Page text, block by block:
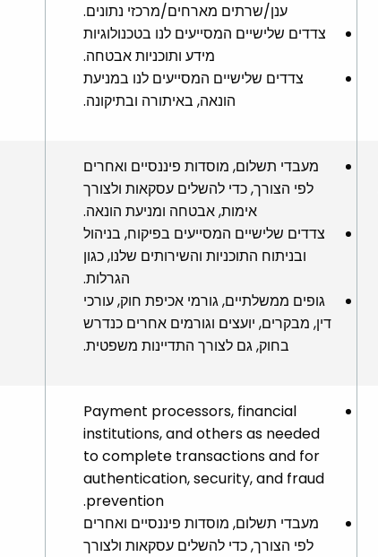
ענן/שרתים מארחים/מרכזי נתונים.
צדדים שלישיים המסייעים לנו בטכנולוגיות
מידע ותוכניות אבטחה.
צדדים שלישיים המסייעים לנו במניעת
הונאה, באיתורה ובתיקונה.
מעבדי תשלום, מוסדות פיננסיים ואחרים
לפי הצורך, כדי להשלים עסקאות ולצורך
אימות, אבטחה ומניעת הונאה.
צדדים שלישיים המסייעים בפיקוח, בניהול
ובניתוח התוכניות והשירותים שלנו, כגון
הגרלות.
גופים ממשלתיים, גורמי אכיפת חוק, עורכי
דין, מבקרים, יועצים וגורמים אחרים כנדרש
בחוק, גם לצורך התדיינות משפטית.
Payment processors, financial
institutions, and others as needed
to complete transactions and for
authentication, security, and fraud
prevention.
מעבדי תשלום, מוסדות פיננסיים ואחרים
לפי הצורך, כדי להשלים עסקאות ולצורך